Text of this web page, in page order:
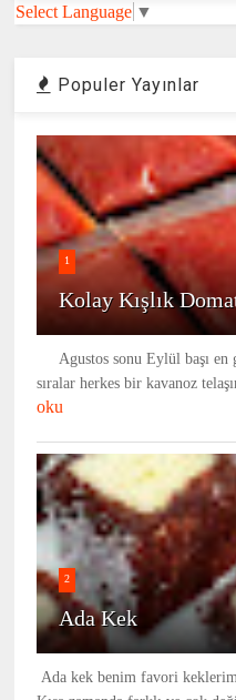
Select Language ▼
Populer Yayınlar
1
Kolay Kışlık
Agustos sonu Eylül başı
sıralar herkes bir kavanoz
oku
2
Ada Kek
Ada kek benim favori